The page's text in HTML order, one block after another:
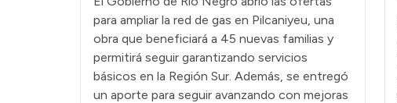
para ampliar la red de gas en Pilcaniyeu, una
obra que beneficiará a 45 nuevas familias y
permitirá seguir garantizando servicios
básicos en la Región Sur. Además, se entregó
un aporte para seguir avanzando con mejoras